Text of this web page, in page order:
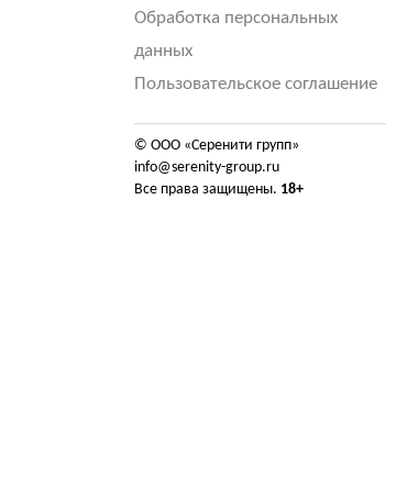
Обработка персональных
данных
Пользовательское соглашение
© ООО «Серенити групп»
info@serenity-group.ru
Все права защищены. 18+